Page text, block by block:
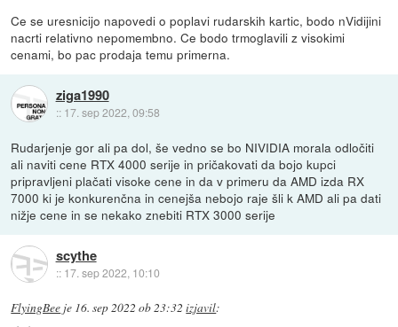
Ce se uresnicijo napovedi o poplavi rudarskih kartic, bodo nVidijini
nacrti relativno nepomembno. Ce bodo trmoglavili z visokimi
cenami, bo pac prodaja temu primerna.
ziga1990
:: 17. sep 2022, 09:58
Rudarjenje gor ali pa dol, še vedno se bo NIVIDIA morala odločiti
ali naviti cene RTX 4000 serije in pričakovati da bojo kupci
pripravljeni plačati visoke cene in da v primeru da AMD izda RX
7000 ki je konkurenčna in cenejša nebojo raje šli k AMD ali pa dati
nižje cene in se nekako znebiti RTX 3000 serije
scythe
:: 17. sep 2022, 10:10
FlyingBee je 16. sep 2022 ob 23:32 izjavil: